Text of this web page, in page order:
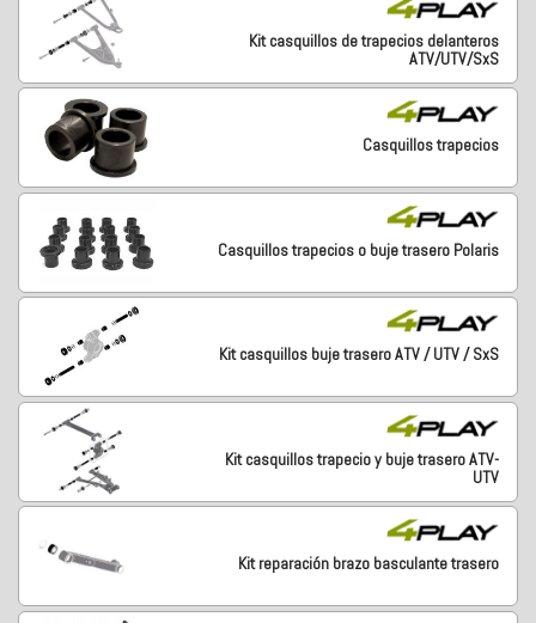
Kit casquillos de trapecios delanteros
ATV/UTV/SxS
Casquillos trapecios
Casquillos trapecios o buje trasero Polaris
Kit casquillos buje trasero ATV / UTV / SxS
Kit casquillos trapecio y buje trasero ATV-
UTV
Kit reparación brazo basculante trasero